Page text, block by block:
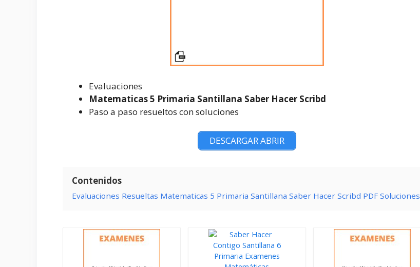
Evaluaciones
Matematicas 5 Primaria Santillana Saber Hacer Scribd
Paso a paso resueltos con soluciones
DESCARGAR ABRIR
Contenidos
Evaluaciones Resueltas Matematicas 5 Primaria Santillana Saber Hacer Scribd PDF Soluciones